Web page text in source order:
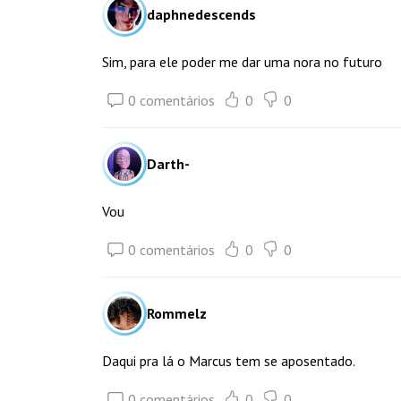
daphnedescends
Sim, para ele poder me dar uma nora no futuro
0 comentários 0 0
Darth-
Vou
0 comentários 0 0
Rommelz
Daqui pra lá o Marcus tem se aposentado.